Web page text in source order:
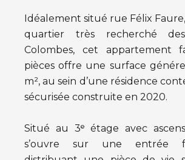
Idéalement situé rue Félix
quartier très recherché
Colombes, cet appartement
pièces offre une surface
m², au sein d’une résidence
sécurisée construite en 2020.
Situé au 3ᵉ étage avec
s’ouvre sur une entrée